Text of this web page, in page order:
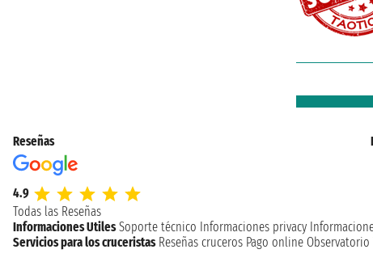
Reseñas
4.9
Todas las Reseñas
Informaciones Utiles Soporte técnico Informaciones privacy
Servicios para los cruceristas Reseñas cruceros Pago online